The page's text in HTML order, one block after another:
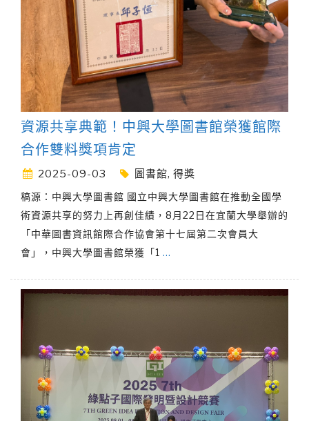
資源共享典範！中興大學圖書館榮獲館際
合作雙料獎項肯定
2025-09-03 圖書館, 得獎
稿源：中興大學圖書館 國立中興大學圖書館在推動全國學
術資源共享的努力上再創佳績，8月22日在宜蘭大學舉辦的
「中華圖書資訊館際合作協會第十七屆第二次會員大
會」，中興大學圖書館榮獲「1 …